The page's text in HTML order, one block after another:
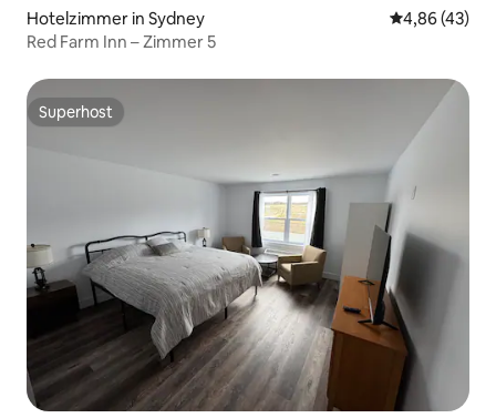
Hotelzimmer in Sydney
4,86 (43)
Red Farm Inn – Zimmer 5
Superhost
Superhost